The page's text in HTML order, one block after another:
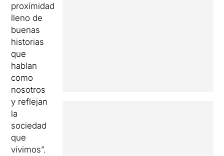
proximidad
lleno de
buenas
historias
que
hablan
como
nosotros
y reflejan
la
sociedad
que
vivimos”.